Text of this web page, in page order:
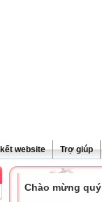
website Trợ giúp
Chào mừng